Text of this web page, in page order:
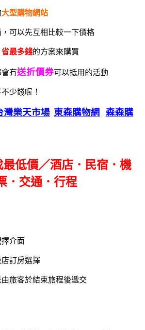
大型購物網站
可以先互相比較一下價格
省最多錢的方案來購買
有送折價券可以抵用的活動
少錢喔！
灣樂天市場 東森購物網
森森購
最低價／酒店．民宿．機
．交通．行程
介面
訂房選擇
旅客於結束旅程後遞交